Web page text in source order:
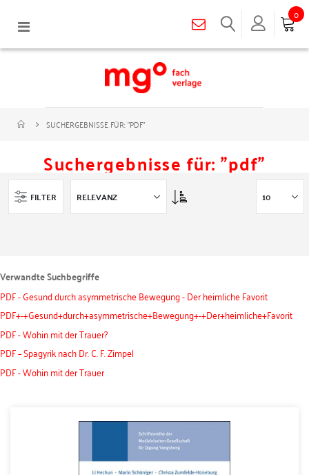
Navigation
0
SUCHERGEBNISSE FÜR: "PDF"
Suchergebnisse für: "pdf"
FILTER Asc
Verwandte Suchbegriffe
PDF - Gesund durch asymmetrische Bewegung - Der heimliche Favorit
PDF+-+Gesund+durch+asymmetrische+Bewegung+-+Der+heimliche+Favorit
PDF - Wohin mit der Trauer?
PDF – Spagyrik nach Dr. C. F. Zimpel
PDF - Wohin mit der Trauer